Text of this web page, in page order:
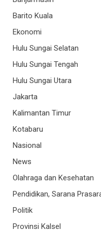
Barito Kuala
Ekonomi
Hulu Sungai Selatan
Hulu Sungai Tengah
Hulu Sungai Utara
Jakarta
Kalimantan Timur
Kotabaru
Nasional
News
Olahraga dan Kesehatan
Pendidikan, Sarana
Politik
Provinsi Kalsel